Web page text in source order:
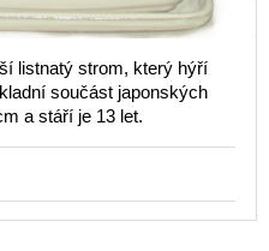
listnatý strom, který hýří
součást japonských
a stáří je 13 let.